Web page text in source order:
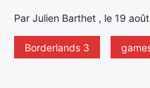
Par Julien Barthet , le 19
Borderlands 3